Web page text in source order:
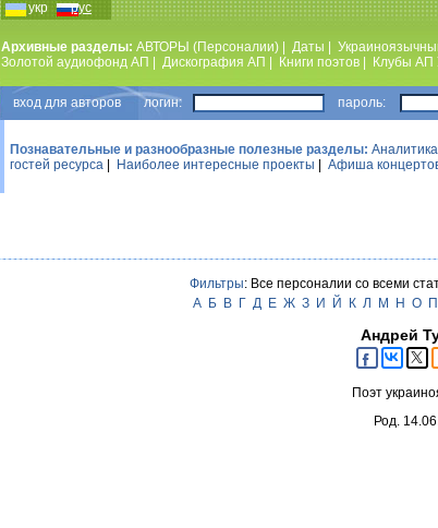
укр рус
Архивные разделы: АВТОРЫ (Персоналии) Даты
Золотой аудиофонд АП
Дискография АП Книги поэтов Клубы АП
вход для авторов логин: пароль:
Познавательные и разнообразные полезные разделы:
гостей ресурса
Наиболее интересные проекты Афиша
Фильтры: Все персоналии со всеми
А
Б В Г Д Е Ж З И Й К Л М Н О П
Андрей
Поэт
Род.